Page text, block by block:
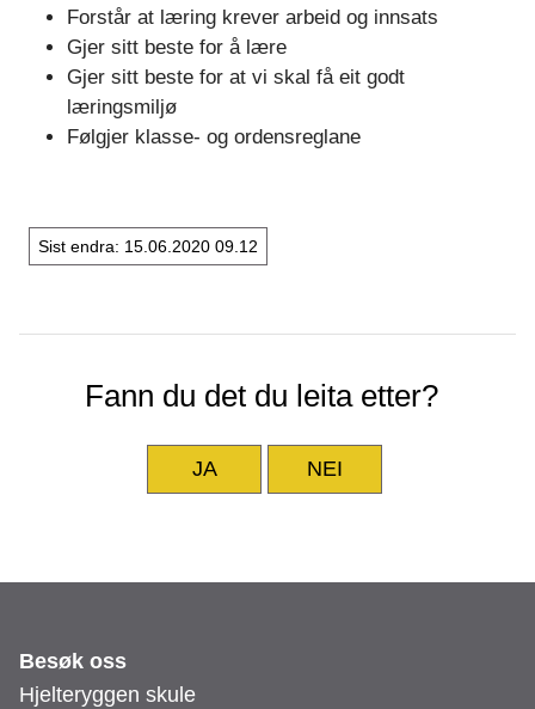
Forstår at læring krever arbeid og innsats
Gjer sitt beste for å lære
Gjer sitt beste for at vi skal få eit godt
læringsmiljø
Følgjer klasse- og ordensreglane
Sist endra 15.06.2020 09.12
Fann du det du leita etter?
JA NEI
Besøk oss
Hjelteryggen skule